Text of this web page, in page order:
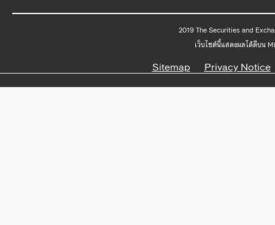
2019
เว็บไซต์นี้แสดงผลได้ดีบน
Sitemap Privacy Notice